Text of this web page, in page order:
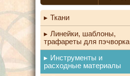
Ткани
Линейки, шаблоны,
трафареты для пэчворка
Инструменты и
расходные материалы